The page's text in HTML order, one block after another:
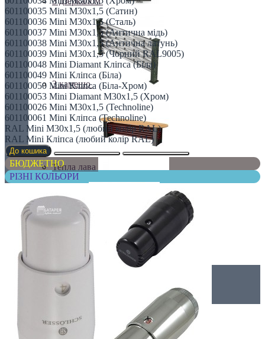
З каменю
Тепла лава
Трубчасті радіатори
601100035 Mini M30x1,5 (Сатин)
601100036 Mini M30x1,5 (Сталь)
601100037 Mini M30x1,5 (Антична мідь)
601100038 Mini M30x1,5 (Антична латунь)
601100039 Mini M30x1,5 (Чорний RAL9005)
601100048 Mini Diamant Кліпса (Біла)
601100049 Mini Кліпса (Біла)
601100050 Mini Кліпса (Біла-Хром)
601100053 Mini Diamant M30x1,5 (Хром)
601100026 Mini M30x1,5 (Technoline)
601100061 Mini Кліпса (Technoline)
RAL Mini M30x1,5 (любий колір RAL)
RAL Mini Кліпса (любий колір RAL)
До кошика
БЮДЖЕТНО
РІЗНІ КОЛЬОРИ